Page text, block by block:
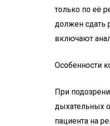
только по её
должен сдать
включают
Особенности
При
дыхательных
пациента на